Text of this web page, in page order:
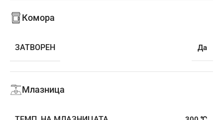
Комора
ЗАТВОРЕН Да
Млазница